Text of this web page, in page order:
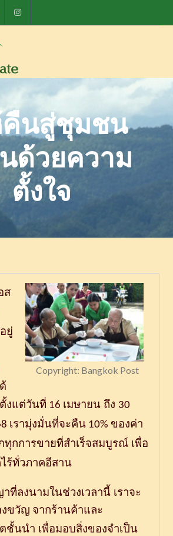
นสู่ชุมชน
ด้วยความ
ตั้งใจ
Copyright: Bangkok Post
ส
ยู่
งแต่วันที่ 16 เมษายน ถึง 30
เรามุ่งมั่นที่จะคืน 10% ของค่า
ทุกการขายที่สำเร็จสมบูรณ์ เพื่อ
ร้ทั่วภาคอีสาน
ที่ลงนามในช่วงเวลานี้ เราจะ
ขวัญ จากร้านค้าและ
ตชั้นนำ เพื่อมอบสิ่งของจำเป็น